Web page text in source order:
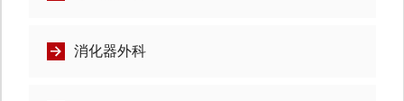
消化器外科